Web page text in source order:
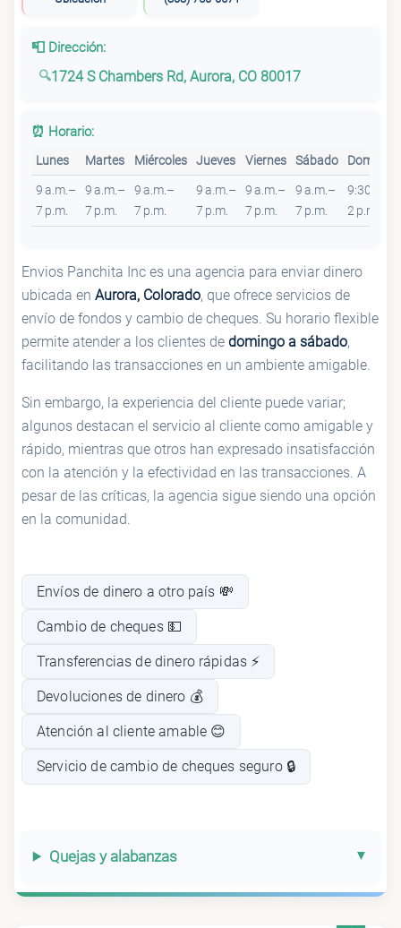
📮 Dirección:
1724 S Chambers Rd, Aurora, CO 80017
⏰ Horario:
Lunes Martes Miércoles Jueves Viernes Sábado Domingo
9 a.m.–
7 p.m.
9 a.m.–
7 p.m.
9 a.m.–
7 p.m.
9 a.m.–
7 p.m.
9 a.m.–
7 p.m.
9 a.m.–
7 p.m.
9:30
2 p.m.
Envios Panchita Inc es una agencia para enviar dinero
ubicada en Aurora, Colorado, que ofrece servicios de
envío de fondos y cambio de cheques. Su horario flexible
permite atender a los clientes de domingo a sábado,
facilitando las transacciones en un ambiente amigable.
Sin embargo, la experiencia del cliente puede variar;
algunos destacan el servicio al cliente como amigable y
rápido, mientras que otros han expresado insatisfacción
con la atención y la efectividad en las transacciones. A
pesar de las críticas, la agencia sigue siendo una opción
en la comunidad.
Envíos de dinero a otro país 💸
Cambio de cheques 💵
Transferencias de dinero rápidas ⚡
Devoluciones de dinero 💰
Atención al cliente amable 😊
Servicio de cambio de cheques seguro 🔒
Quejas y alabanzas